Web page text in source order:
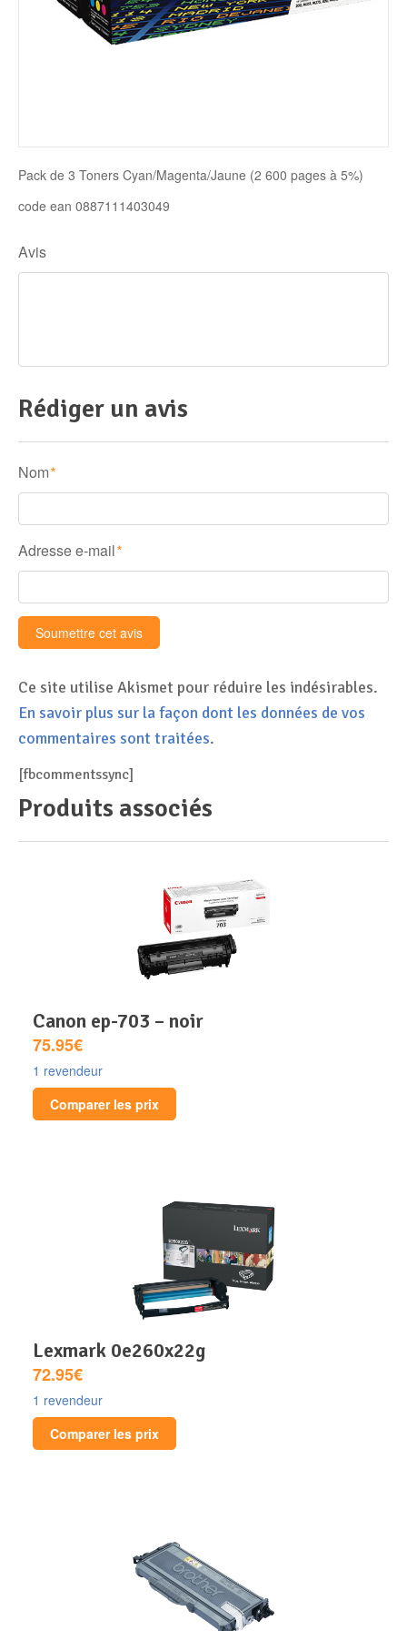
Disque SSD
Pack de 3 Toners Cyan/Magenta/Jaune (2 600 pages à 5%)
code ean 0887111403049
Avis
Rédiger un avis
Nom *
Adresse e-mail *
Ce site utilise Akismet pour réduire les indésirables.
En savoir plus sur la façon dont les données de vos
commentaires sont traitées.
[fbcommentssync]
Produits associés
canon ep-703 – noir
75.95€
1 revendeur
Comparer les prix
lexmark 0e260x22g
72.95€
1 revendeur
Comparer les prix